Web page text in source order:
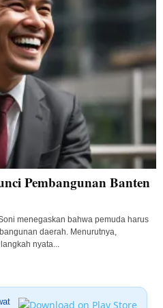
Pembangunan Banten
menegaskan bahwa pemuda harus
daerah. Menurutnya,
nyata...